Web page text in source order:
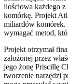
ilościowa każdego
komórkę. Projekt
miliardów komórek.
wymagać metod,
Projekt otrzymał
założonej przez
jego żonę Priscillę
tworzenie narzędzi